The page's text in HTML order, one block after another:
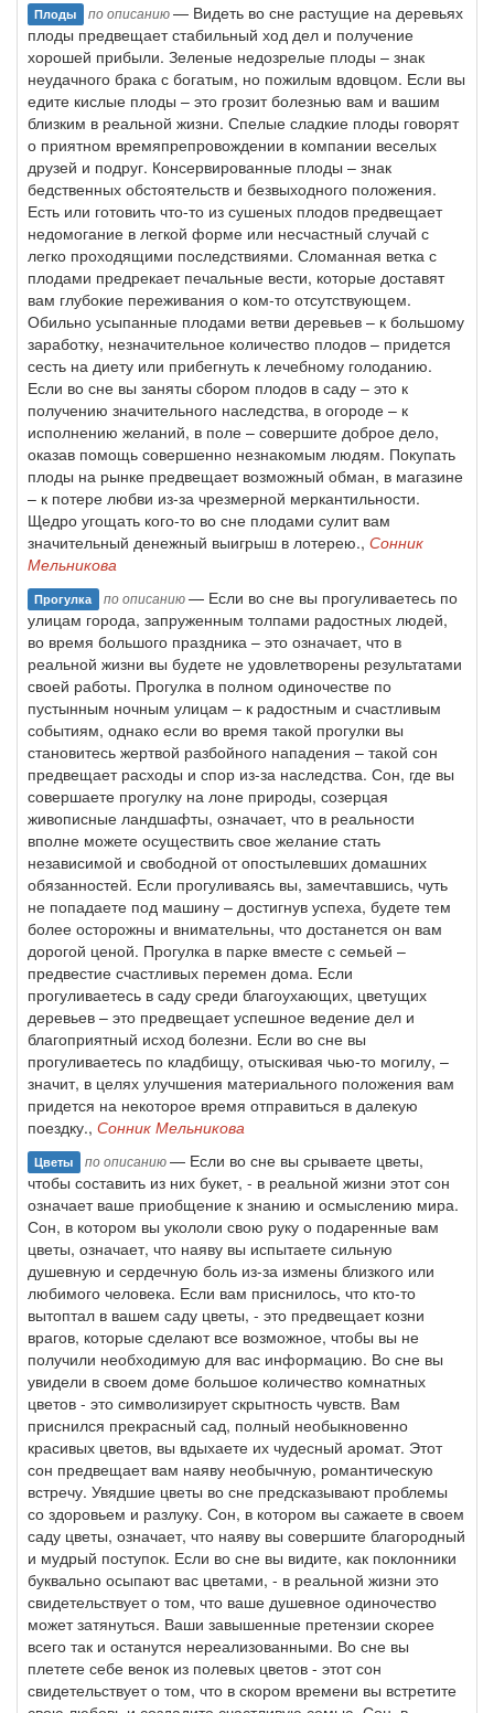
Плоды по описанию— Видеть во сне растущие на деревьях
плоды предвещает стабильный ход дел и получение
хорошей прибыли. Зеленые недозрелые плоды – знак
неудачного брака с богатым, но пожилым вдовцом. Если вы
едите кислые плоды – это грозит болезнью вам и вашим
близким в реальной жизни. Спелые сладкие плоды говорят
о приятном времяпрепровождении в компании веселых
друзей и подруг. Консервированные плоды – знак
бедственных обстоятельств и безвыходного положения.
Есть или готовить что-то из сушеных плодов предвещает
недомогание в легкой форме или несчастный случай с
легко проходящими последствиями. Сломанная ветка с
плодами предрекает печальные вести, которые доставят
вам глубокие переживания о ком-то отсутствующем.
Обильно усыпанные плодами ветви деревьев – к большому
заработку, незначительное количество плодов – придется
сесть на диету или прибегнуть к лечебному голоданию.
Если во сне вы заняты сбором плодов в саду – это к
получению значительного наследства, в огороде – к
исполнению желаний, в поле – совершите доброе дело,
оказав помощь совершенно незнакомым людям. Покупать
плоды на рынке предвещает возможный обман, в магазине
– к потере любви из-за чрезмерной меркантильности.
Щедро угощать кого-то во сне плодами сулит вам
значительный денежный выигрыш в лотерею., Сонник
Мельникова
Прогулка по описанию— Если во сне вы прогуливаетесь по
улицам города, запруженным толпами радостных людей,
во время большого праздника – это означает, что в
реальной жизни вы будете не удовлетворены результатами
своей работы. Прогулка в полном одиночестве по
пустынным ночным улицам – к радостным и счастливым
событиям, однако если во время такой прогулки вы
становитесь жертвой разбойного нападения – такой сон
предвещает расходы и спор из-за наследства. Сон, где вы
совершаете прогулку на лоне природы, созерцая
живописные ландшафты, означает, что в реальности
вполне можете осуществить свое желание стать
независимой и свободной от опостылевших домашних
обязанностей. Если прогуливаясь вы, замечтавшись, чуть
не попадаете под машину – достигнув успеха, будете тем
более осторожны и внимательны, что достанется он вам
дорогой ценой. Прогулка в парке вместе с семьей –
предвестие счастливых перемен дома. Если
прогуливаетесь в саду среди благоухающих, цветущих
деревьев – это предвещает успешное ведение дел и
благоприятный исход болезни. Если во сне вы
прогуливаетесь по кладбищу, отыскивая чью-то могилу, –
значит, в целях улучшения материального положения вам
придется на некоторое время отправиться в далекую
поездку., Сонник Мельникова
Цветы по описанию— Если во сне вы срываете цветы,
чтобы составить из них букет, - в реальной жизни этот сон
означает ваше приобщение к знанию и осмыслению мира.
Сон, в котором вы укололи свою руку о подаренные вам
цветы, означает, что наяву вы испытаете сильную
душевную и сердечную боль из-за измены близкого или
любимого человека. Если вам приснилось, что кто-то
вытоптал в вашем саду цветы, - это предвещает козни
врагов, которые сделают все возможное, чтобы вы не
получили необходимую для вас информацию. Во сне вы
увидели в своем доме большое количество комнатных
цветов - это символизирует скрытность чувств. Вам
приснился прекрасный сад, полный необыкновенно
красивых цветов, вы вдыхаете их чудесный аромат. Этот
сон предвещает вам наяву необычную, романтическую
встречу. Увядшие цветы во сне предсказывают проблемы
со здоровьем и разлуку. Сон, в котором вы сажаете в своем
саду цветы, означает, что наяву вы совершите благородный
и мудрый поступок. Если во сне вы видите, как поклонники
буквально осыпают вас цветами, - в реальной жизни это
свидетельствует о том, что ваше душевное одиночество
может затянуться. Ваши завышенные претензии скорее
всего так и останутся нереализованными. Во сне вы
плетете себе венок из полевых цветов - этот сон
свидетельствует о том, что в скором времени вы встретите